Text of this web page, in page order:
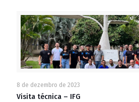
8 de dezembro de 2023
Visita técnica – IFG